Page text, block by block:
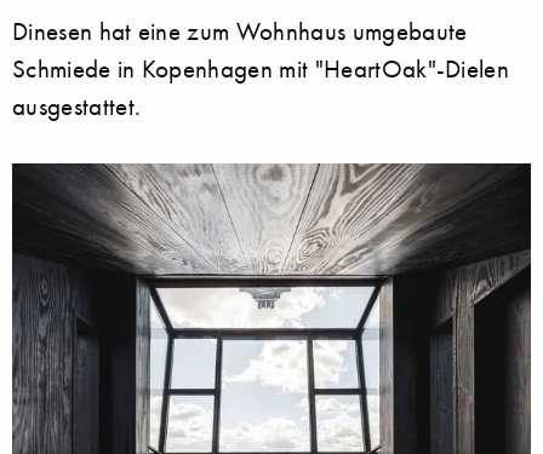
Dinesen hat eine zum Wohnhaus umgebaute
Schmiede in Kopenhagen mit "HeartOak"-Dielen
ausgestattet.